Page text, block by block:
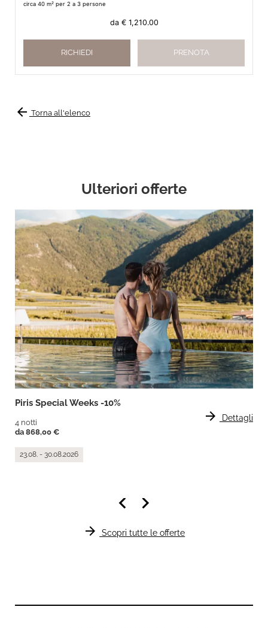
circa 40 m² per 2 a 3 persone
da € 1,210.00
RICHIEDI PRENOTA
arrow_back Torna all'elenco
Ulteriori offerte
Piris Special Weeks -10%
4 notti
da 868,00 €
arrow_forward Dettagli
23.08. - 30.08.2026
keyboard_arrow_left keyboard_arrow_right
arrow_forward Scopri tutte le offerte